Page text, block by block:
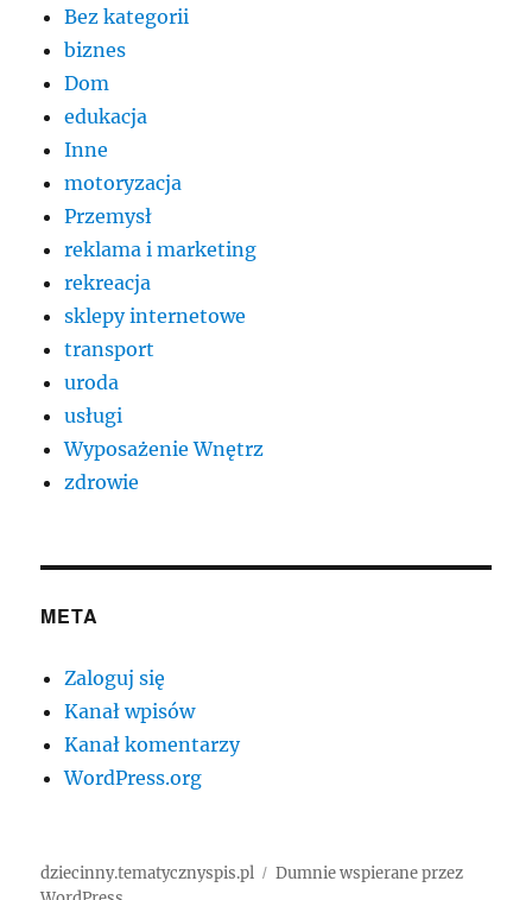
Bez kategorii
biznes
Dom
edukacja
Inne
motoryzacja
Przemysł
reklama i marketing
rekreacja
sklepy internetowe
transport
uroda
usługi
Wyposażenie Wnętrz
zdrowie
META
Zaloguj się
Kanał wpisów
Kanał komentarzy
WordPress.org
dziecinny.tematycznyspis.pl
Dumnie wspierane przez